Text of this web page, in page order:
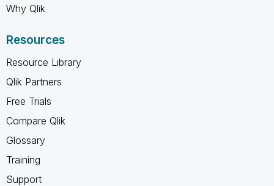
Why Qlik
Resources
Resource Library
Qlik Partners
Free Trials
Compare Qlik
Glossary
Training
Support